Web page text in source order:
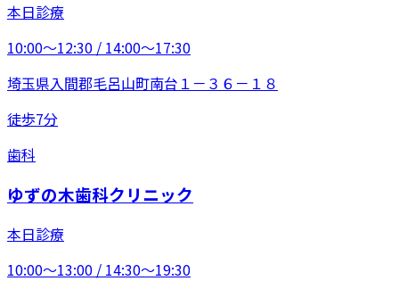
本日診療
10:00〜12:30 / 14:00〜17:30
埼玉県入間郡毛呂山町南台１－３６－１８
徒歩7分
歯科
ゆずの木歯科クリニック
本日診療
10:00〜13:00 / 14:30〜19:30